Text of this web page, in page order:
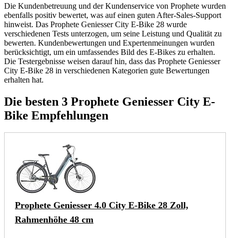
Die Kundenbetreuung und der Kundenservice von Prophete wurden
ebenfalls positiv bewertet, was auf einen guten After-Sales-Support
hinweist. Das Prophete Geniesser City E-Bike 28 wurde
verschiedenen Tests unterzogen, um seine Leistung und Qualität zu
bewerten. Kundenbewertungen und Expertenmeinungen wurden
berücksichtigt, um ein umfassendes Bild des E-Bikes zu erhalten.
Die Testergebnisse weisen darauf hin, dass das Prophete Geniesser
City E-Bike 28 in verschiedenen Kategorien gute Bewertungen
erhalten hat.
Die besten 3 Prophete Geniesser City E-
Bike Empfehlungen
Prophete Geniesser 4.0 City E-Bike 28 Zoll,
Rahmenhöhe 48 cm